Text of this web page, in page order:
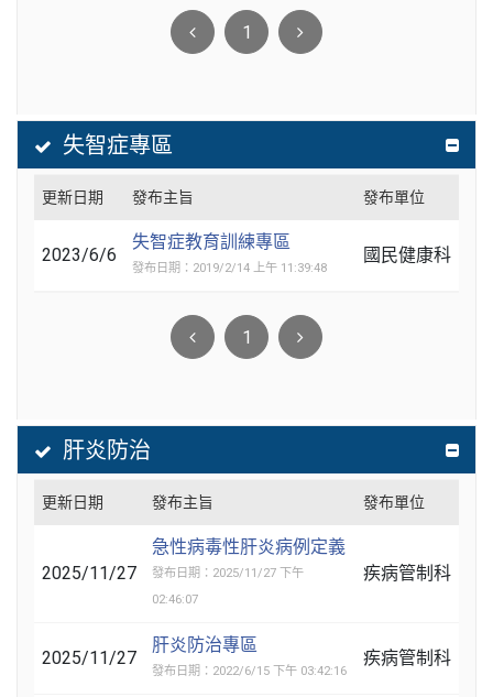
1
失智症專區
更新日期 發布主旨 發布單位
2023/6/6
失智症教育訓練專區
發布日期：2019/2/14 上午 11:39:48
國民健康科
1
肝炎防治
更新日期 發布主旨 發布單位
2025/11/27
急性病毒性肝炎病例定義
發布日期：2025/11/27 下午
02:46:07
疾病管制科
2025/11/27
肝炎防治專區
發布日期：2022/6/15 下午 03:42:16
疾病管制科